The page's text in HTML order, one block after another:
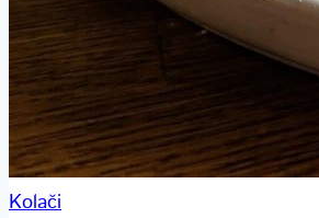
Kolači